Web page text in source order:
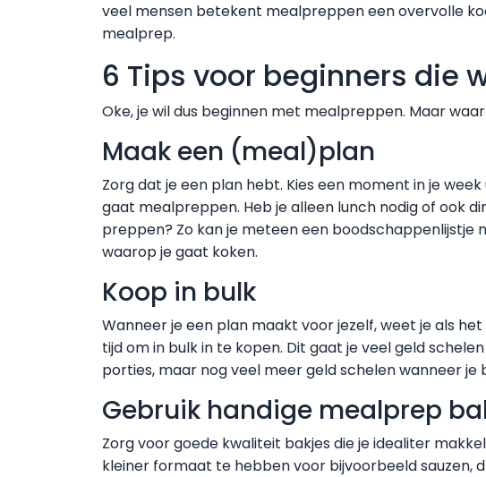
veel mensen betekent mealpreppen een overvolle
mealprep.
6 Tips voor beginners die
Oke, je wil dus beginnen met mealpreppen. Maar
Maak een (meal)plan
Zorg dat je een plan hebt. Kies een moment in je
gaat mealpreppen. Heb je alleen lunch nodig of ook
preppen? Zo kan je meteen een boodschappenlijstje
waarop je gaat koken.
Koop in bulk
Wanneer je een plan maakt voor jezelf, weet je als
tijd om in bulk in te kopen. Dit gaat je veel geld
porties, maar nog veel meer geld schelen wanneer
Gebruik handige mealprep
Zorg voor goede kwaliteit bakjes die je idealiter
kleiner formaat te hebben voor bijvoorbeeld sauzen,